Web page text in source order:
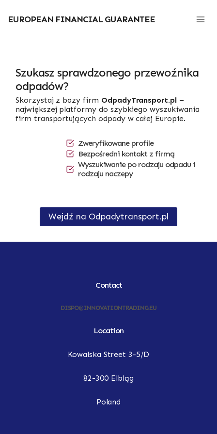
treści
EUROPEAN FINANCIAL GUARANTEE
Szukasz sprawdzonego przewoźnika
odpadów?
Skorzystaj z bazy firm OdpadyTransport.pl–
największej platformy do szybkiego wyszukiwania
firm transportujących odpady w całej Europie.
Zweryfikowane profile
Bezpośredni kontakt z firmą
Wyszukiwanie po rodzaju odpadu i
rodzaju naczepy
Wejdź na Odpadytransport.pl
Contact
DISPO@INNOVATIONTRADING.EU
Location
Kowalska Street 3-5/D
82-300 Elbląg
Poland